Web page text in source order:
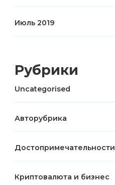
Июль 2019
Рубрики
Uncategorised
Авторубрика
Достопримечательности
Криптовалюта и бизнес